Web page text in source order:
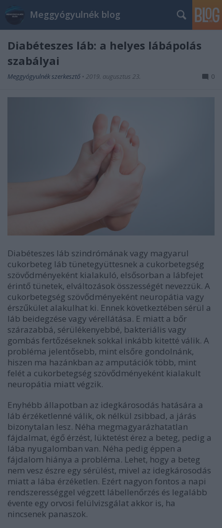
Meggyógyulnék blog
Diabéteszes láb: a helyes lábápolás
szabályai
Meggyógyulnék szerkesztő • 2019. augusztus 23. 0
Diabéteszes láb szindrómának vagy magyarul
cukorbeteg láb tünetegyüttesnek a cukorbetegség
szövődményeként kialakuló, elsősorban a lábfejet
érintő tünetek, elváltozások összességét nevezzük. A
cukorbetegség szövődményeként neuropátia vagy
érszűkület alakulhat ki. Ennek következtében sérül a
láb beidegzése vagy vérellátása. E miatt a bőr
szárazabbá, sérülékenyebbé, bakteriális vagy
gombás fertőzéseknek sokkal inkább kitetté válik. A
probléma jelentősebb, mint elsőre gondolnánk,
hiszen ma hazánkban az amputációk több, mint
felét a cukorbetegség szövődményeként kialakult
neuropátia miatt végzik.
Enyhébb állapotban az idegkárosodás hatására a
láb érzéketlenné válik, ok nélkül zsibbad, a járás
bizonytalan lesz. Néha megmagyarázhatatlan
fájdalmat, égő érzést, lüktetést érez a beteg, pedig a
lába nyugalomban van. Néha pedig éppen a
fájdalom hiánya a probléma. Lehet, hogy a beteg
nem vesz észre egy sérülést, mivel az idegkárosodás
miatt a lába érzéketlen. Ezért nagyon fontos a napi
rendszerességgel végzett lábellenőrzés és legalább
évente egy orvosi felülvizsgálat akkor is, ha
nincsenek panaszok.